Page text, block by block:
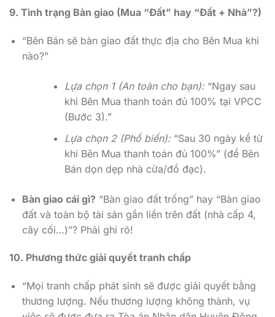
9. Tình trạng Bàn giao (Mua “Đất” hay “Đất + Nhà”?)
“Bên Bán sẽ bàn giao đất thực địa cho Bên Mua khi
nào?”
Lựa chọn 1 (An toàn cho bạn):“Ngay sau
khi Bên Mua thanh toán đủ 100% tại VPCC
(Bước 3).”
Lựa chọn 2 (Phổ biến):“Sau 30 ngày kể từ
khi Bên Mua thanh toán đủ 100%” (để Bên
Bán dọn dẹp nhà cửa/đồ đạc).
Bàn giao cái gì? “Bàn giao đất trống” hay “Bàn giao
đất và toàn bộ tài sản gắn liền trên đất (nhà cấp 4,
cây cối…)”? Phải ghi rõ!
10. Phương thức giải quyết tranh chấp
“Mọi tranh chấp phát sinh sẽ được giải quyết bằng
thương lượng. Nếu thương lượng không thành, vụ